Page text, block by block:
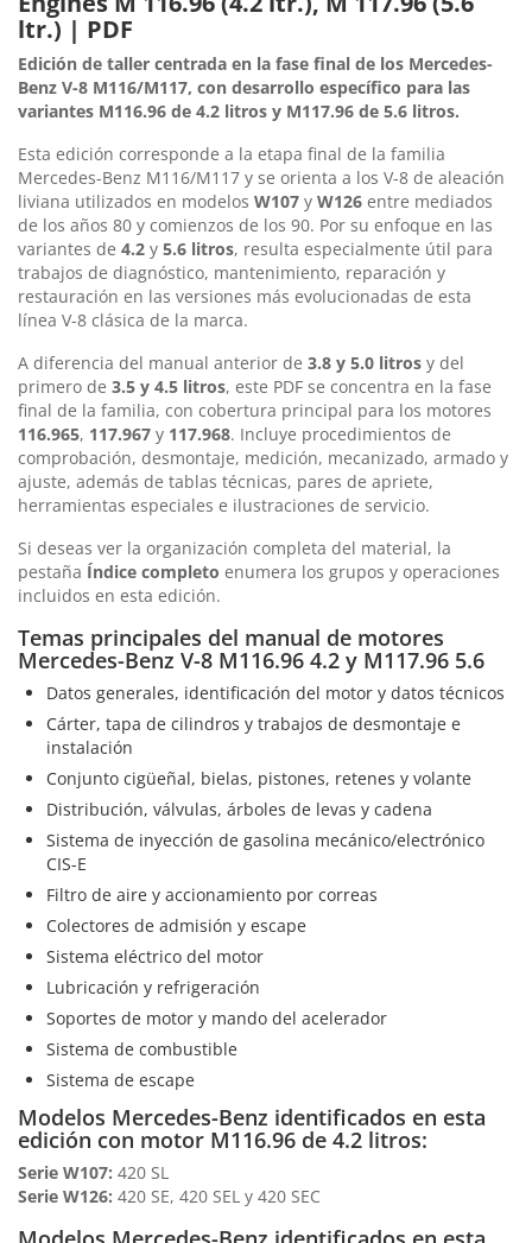
ltr.) | PDF
Edición de taller centrada en la fase final de los Mercedes-
Benz V-8 M116/M117, con desarrollo específico para las
variantes M116.96 de 4.2 litros y M117.96 de 5.6 litros.
Esta edición corresponde a la etapa final de la familia
Mercedes-Benz M116/M117 y se orienta a los V-8 de aleación
liviana utilizados en modelos W107 y W126 entre mediados
de los años 80 y comienzos de los 90. Por su enfoque en las
variantes de 4.2 y 5.6 litros, resulta especialmente útil para
trabajos de diagnóstico, mantenimiento, reparación y
restauración en las versiones más evolucionadas de esta
línea V-8 clásica de la marca.
A diferencia del manual anterior de 3.8 y 5.0 litros y del
primero de 3.5 y 4.5 litros, este PDF se concentra en la fase
final de la familia, con cobertura principal para los motores
116.965, 117.967 y 117.968. Incluye procedimientos de
comprobación, desmontaje, medición, mecanizado, armado y
ajuste, además de tablas técnicas, pares de apriete,
herramientas especiales e ilustraciones de servicio.
Si deseas ver la organización completa del material, la
pestaña Índice completo enumera los grupos y operaciones
incluidos en esta edición.
Temas principales del manual de motores
Mercedes-Benz V-8 M116.96 4.2 y M117.96 5.6
Datos generales, identificación del motor y datos técnicos
Cárter, tapa de cilindros y trabajos de desmontaje e
instalación
Conjunto cigüeñal, bielas, pistones, retenes y volante
Distribución, válvulas, árboles de levas y cadena
Sistema de inyección de gasolina mecánico/electrónico
CIS-E
Filtro de aire y accionamiento por correas
Colectores de admisión y escape
Sistema eléctrico del motor
Lubricación y refrigeración
Soportes de motor y mando del acelerador
Sistema de combustible
Sistema de escape
Modelos Mercedes-Benz identificados en esta
edición con motor M116.96 de 4.2 litros:
Serie W107: 420 SL
Serie W126: 420 SE, 420 SEL y 420 SEC